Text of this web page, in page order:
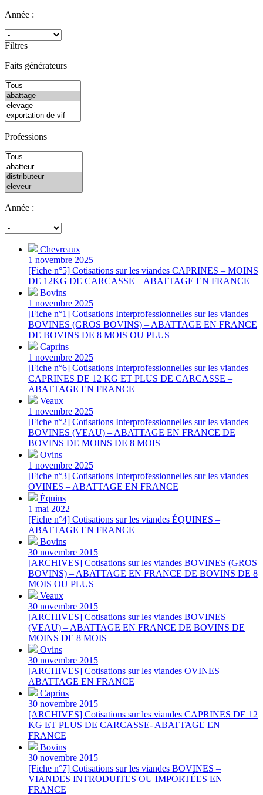
Année :
Filtres
Faits générateurs
Professions
Année :
Chevreaux
1 novembre 2025
[Fiche n°5] Cotisations sur les viandes CAPRINES – MOINS
DE 12KG DE CARCASSE – ABATTAGE EN FRANCE
Bovins
1 novembre 2025
[Fiche n°1] Cotisations Interprofessionnelles sur les viandes
BOVINES (GROS BOVINS) – ABATTAGE EN FRANCE
DE BOVINS DE 8 MOIS OU PLUS
Caprins
1 novembre 2025
[Fiche n°6] Cotisations Interprofessionnelles sur les viandes
CAPRINES DE 12 KG ET PLUS DE CARCASSE –
ABATTAGE EN FRANCE
Veaux
1 novembre 2025
[Fiche n°2] Cotisations Interprofessionnelles sur les viandes
BOVINES (VEAU) – ABATTAGE EN FRANCE DE
BOVINS DE MOINS DE 8 MOIS
Ovins
1 novembre 2025
[Fiche n°3] Cotisations Interprofessionnelles sur les viandes
OVINES – ABATTAGE EN FRANCE
Équins
1 mai 2022
[Fiche n°4] Cotisations sur les viandes ÉQUINES –
ABATTAGE EN FRANCE
Bovins
30 novembre 2015
[ARCHIVES] Cotisations sur les viandes BOVINES (GROS
BOVINS) – ABATTAGE EN FRANCE DE BOVINS DE 8
MOIS OU PLUS
Veaux
30 novembre 2015
[ARCHIVES] Cotisations sur les viandes BOVINES
(VEAU) – ABATTAGE EN FRANCE DE BOVINS DE
MOINS DE 8 MOIS
Ovins
30 novembre 2015
[ARCHIVES] Cotisations sur les viandes OVINES –
ABATTAGE EN FRANCE
Caprins
30 novembre 2015
[ARCHIVES] Cotisations sur les viandes CAPRINES DE 12
KG ET PLUS DE CARCASSE- ABATTAGE EN
FRANCE
Bovins
30 novembre 2015
[Fiche n°7] Cotisations sur les viandes BOVINES –
VIANDES INTRODUITES OU IMPORTÉES EN
FRANCE